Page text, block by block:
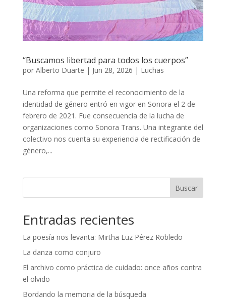
“Buscamos libertad para todos los cuerpos”
por Alberto Duarte | Jun 28, 2026 | Luchas
Una reforma que permite el reconocimiento de la
identidad de género entró en vigor en Sonora el 2 de
febrero de 2021. Fue consecuencia de la lucha de
organizaciones como Sonora Trans. Una integrante del
colectivo nos cuenta su experiencia de rectificación de
género,...
Buscar
Entradas recientes
La poesía nos levanta: Mirtha Luz Pérez Robledo
La danza como conjuro
El archivo como práctica de cuidado: once años contra
el olvido
Bordando la memoria de la búsqueda